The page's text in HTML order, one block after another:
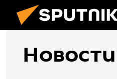
Новости